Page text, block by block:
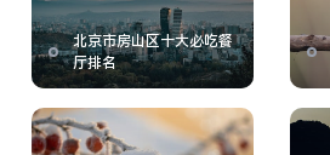
北京市房山区十大必吃餐
厅排名